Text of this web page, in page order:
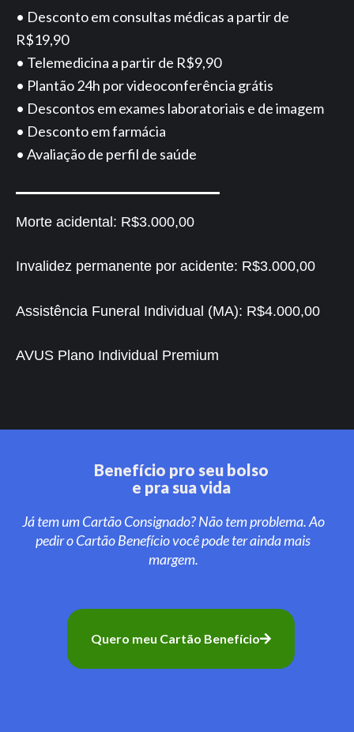
• Desconto em consultas médicas a partir de
R$19,90
• Telemedicina a partir de R$9,90
• Plantão 24h por videoconferência grátis
• Descontos em exames laboratoriais e de imagem
• Desconto em farmácia
• Avaliação de perfil de saúde
Morte acidental: R$3.000,00
Invalidez permanente por acidente: R$3.000,00
Assistência Funeral Individual (MA): R$4.000,00
AVUS Plano Individual Premium
Benefício pro seu bolso
e pra sua vida
Já tem um Cartão Consignado? Não tem problema. Ao
pedir o Cartão Benefício você pode ter ainda mais
margem.
Quero meu Cartão Benefício